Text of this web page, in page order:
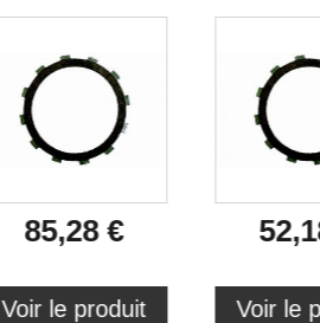
85,28 €
Voir le produit Voir le